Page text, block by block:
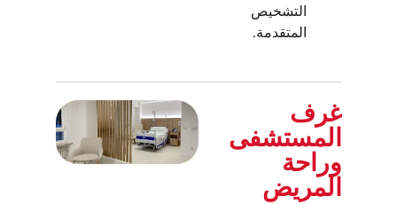
التشخيص
المتقدمة.
غرف
المستشفى
وراحة
المريض